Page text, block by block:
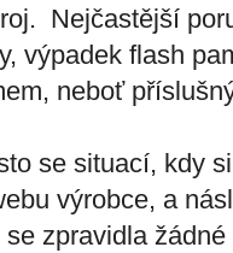
Nejčastější
výpadek flash
neboť
se situací, kdy
výrobce, a
zpravidla